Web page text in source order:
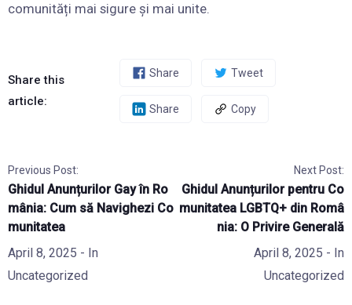
comunități mai sigure și mai unite.
Share this
article:
Share Tweet
Share Copy
Previous Post:
Ghidul Anunțurilor Gay în Ro
mânia: Cum să Navighezi Co
munitatea
April 8, 2025 - In
Uncategorized
Next Post:
Ghidul Anunțurilor pentru Co
munitatea LGBTQ+ din Româ
nia: O Privire Generală
April 8, 2025 - In
Uncategorized